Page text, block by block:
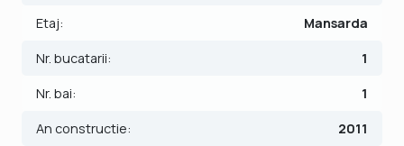
Apartamentul se vinde mobilat: cuptor, aragaz, masina de
spalat rufe, frigider cu congelator, TV.
prin calorifere. Apartamentul dispune de sistem de
Etaj: Mansarda
Nr. bucatarii: 1
Nr. bai: 1
An constructie: 2011